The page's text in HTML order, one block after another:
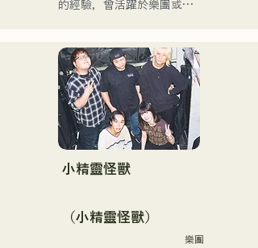
她擁有高亢的嗓音和出眾的
演唱實力，是一位引領下一
代的創作歌手。
的經驗，曾活躍於樂團或擔
樂團。 CHiKa清澈的嗓音、
樸實的歌詞和懷舊的旋律贏
得了不同年齡層觀眾的支
持。成員們充分發揮各自的
個性，打造出溫柔溫暖的音
樂。
目前，他們主要在福岡等地
媒體上發布和直播影片。
小精靈怪獸
（小精靈怪獸）
樂團